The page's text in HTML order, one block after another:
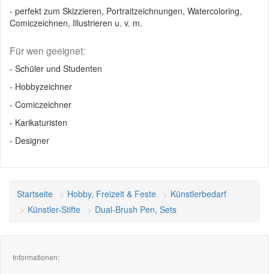
- perfekt zum Skizzieren, Portraitzeichnungen, Watercoloring,
Comiczeichnen, Illustrieren u. v. m.
Für wen geeignet:
- Schüler und Studenten
- Hobbyzeichner
- Comiczeichner
- Karikaturisten
- Designer
Startseite Hobby, Freizeit & Feste
Künstlerbedarf
Künstler-Stifte
Dual-Brush Pen, Sets
Informationen: